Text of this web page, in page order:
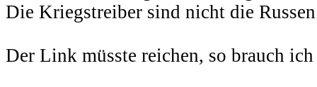
Die Kriegstreiber sind nicht die
Der Link müsste reichen, so brauch